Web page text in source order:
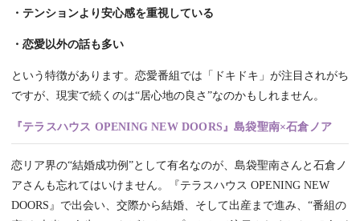
・テンションより安心感を重視している
・恋愛以外の話も多い
という特徴があります。恋愛番組では「ドキドキ」が注目されがち
ですが、現実で続くのは“居心地の良さ”なのかもしれません。
『テラスハウス OPENING NEW DOORS』島袋聖南×石倉ノア
恋リア界の“結婚成功例”として有名なのが、島袋聖南さんと石倉ノ
アさんも忘れてはいけません。『テラスハウス OPENING NEW
DOORS』で出会い、交際から結婚、そして出産まで進み、“番組の